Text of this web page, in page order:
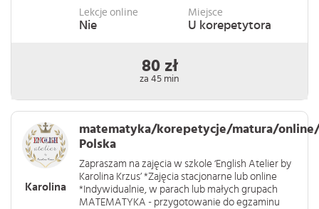
Lekcje online
Nie
Miejsce
U korepetytora
80 zł
za 45 min
Karolina
matematyka/korepetycje/matura/online/
Polska
Zapraszam na zajęcia w szkole ‘English Atelier by
Karolina Krzus’ *Zajęcia stacjonarne lub online
*Indywidualnie, w parach lub małych grupach
MATEMATYKA - przygotowanie do egzaminu